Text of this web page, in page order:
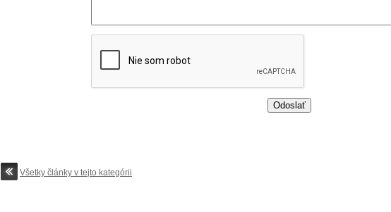
Všetky články v tejto kategórii